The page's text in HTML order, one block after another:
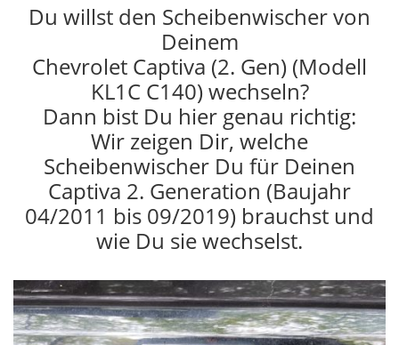
Du willst den Scheibenwischer von
Deinem
Chevrolet Captiva (2. Gen) (Modell
KL1C C140) wechseln?
Dann bist Du hier genau richtig:
Wir zeigen Dir, welche
Scheibenwischer Du für Deinen
Captiva 2. Generation (Baujahr
04/2011 bis 09/2019) brauchst und
wie Du sie wechselst.